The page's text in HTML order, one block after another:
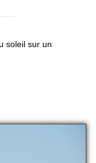
soleil sur un